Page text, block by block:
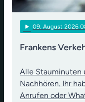
play_arrow 09. August 2026
Frankens
Alle Stauminuten
Nachhören. Ihr
Anrufen oder